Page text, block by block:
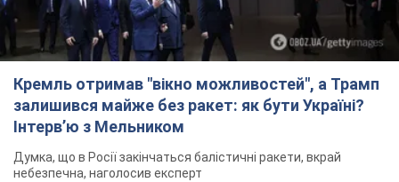
Кремль отримав "вікно можливостей", а Трамп
залишився майже без ракет: як бути Україні?
Інтерв’ю з Мельником
Думка, що в Росії закінчаться балістичні ракети, вкрай
небезпечна, наголосив експерт